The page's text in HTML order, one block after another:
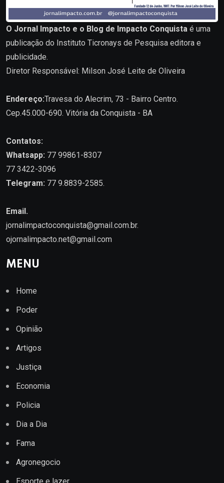
O Jornal Impacto e o Blog de Impacto Conquista é uma
publicação do Instituto Ticronays de Pesquisa editora e
publicidade.
Diretor Responsável: Milson José Leite de Oliveira
Endereço:Travesa do Alecrim, 73 - Bairro Centro.
Cep.45.000-690. Vitória da Conquista - BA
Contatos:
Whatsapp: 77 99861-8307
77 3422-3096
Telegram: 77 9.8839-2585.
Email.
jornalimpactoconquista@gmail.com.br.
ojornalimpacto.net@gmail.com
MENU
Home
Poder
Opinião
Artigos
Justiça
Economia
Policia
Dia a Dia
Fama
Agronegocio